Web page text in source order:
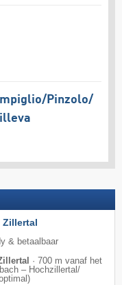
​Pinzolo/​
Zillertal
& betaalbaar
· 700 m vanaf het
– Hochzillertal/​